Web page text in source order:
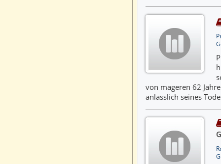
von mageren 62
anlässlich seines